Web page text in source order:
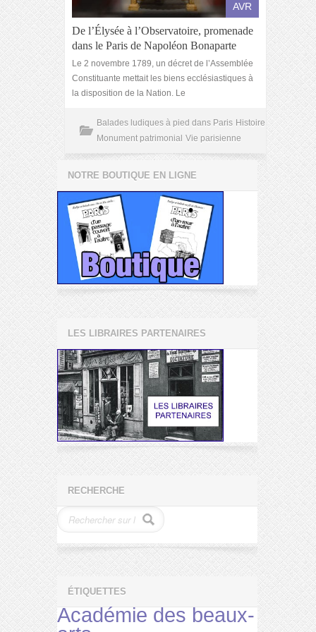
AVR
De l’Élysée à l’Observatoire, promenade
dans le Paris de Napoléon Bonaparte
Le 2 novembre 1789, un décret de l’Assemblée
Constituante mettait les biens ecclésiastiques à
la disposition de la Nation. Le
Balades ludiques à pied dans Paris Histoire
Monument patrimonial Vie parisienne
NOTRE BOUTIQUE EN LIGNE
LES LIBRAIRES PARTENAIRES
RECHERCHE
ÉTIQUETTES
Académie des beaux-